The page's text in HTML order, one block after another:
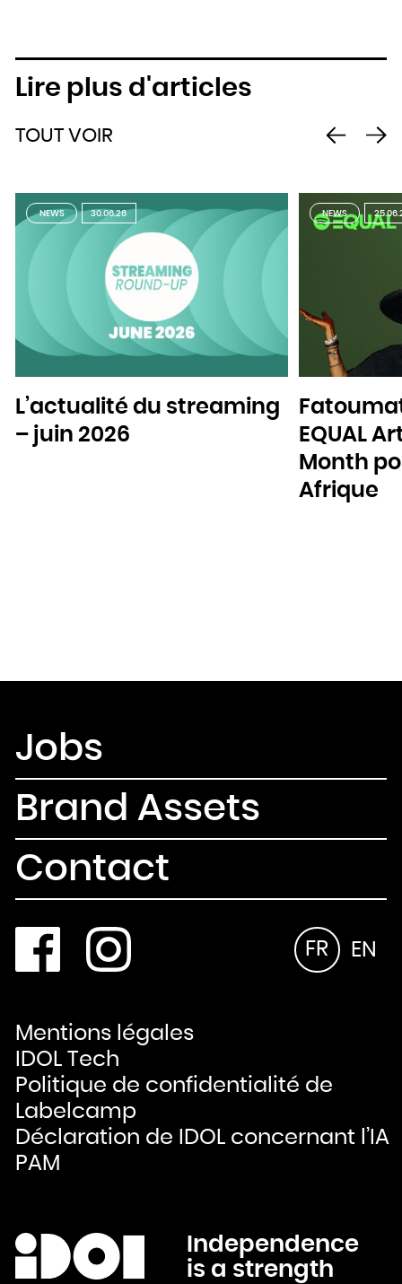
Lire plus d'articles
TOUT VOIR
NEWS 30.06.26
L’actualité du streaming
– juin 2026
NEWS
EQUAL
Month
Afrique
Jobs
Brand Assets
Contact
FR EN
Mentions légales
IDOL Tech
Politique de confidentialité de
Labelcamp
Déclaration de IDOL concernant l’IA
PAM
Independence
is a strength